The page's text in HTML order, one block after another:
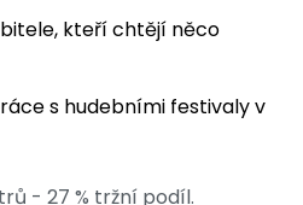
kteří chtějí něco
s hudebními festivaly v
- 27 % tržní podíl.